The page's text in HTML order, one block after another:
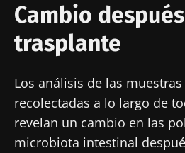
Cambio
trasplante
Los análisis de las
recolectadas a lo largo de
revelan un cambio en las
microbiota intestinal
Únase a la comunidad de
profesionales sanitarios y
"Microbiota Digest" y el